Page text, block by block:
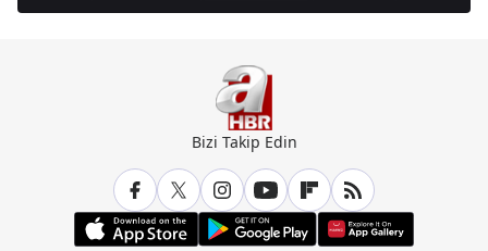
Bizi Takip Edin